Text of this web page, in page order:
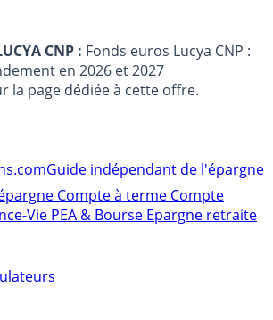
CNP : Fonds euros Lucya CNP :
en 2026 et 2027
la page dédiée à cette offre.
Guide indépendant de l'épargne
Compte à terme Compte
Vie PEA & Bourse Epargne retraite